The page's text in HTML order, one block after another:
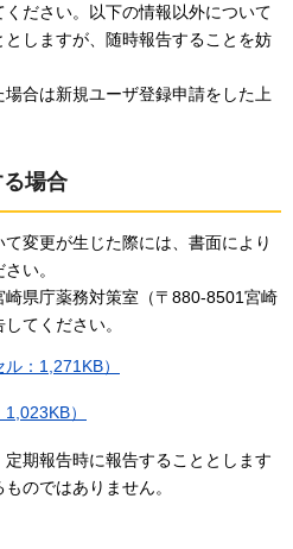
ださい。以下の情報以外について
しますが、随時報告することを妨
場合は新規ユーザ登録申請をした上
場合
変更が生じた際には、書面により
い。
県庁薬務対策室（〒880-8501宮崎
てください。
：1,271KB）
）
期報告時に報告することとします
のではありません。